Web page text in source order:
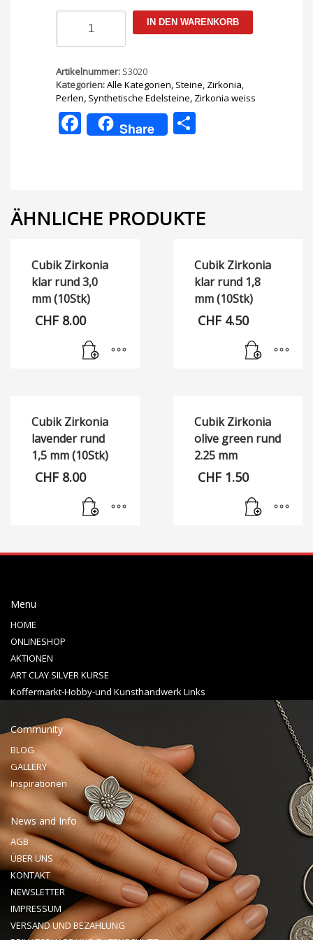
Zirconia
Stern
Menge
IN DEN WARENKORB
Artikelnummer: S3020
Kategorien:Alle Kategorien, Steine, Zirkonia,
Perlen, Synthetische Edelsteine, Zirkonia weiss
Facebook
Share
ÄHNLICHE PRODUKTE
Cubik Zirkonia
klar rund 3,0
mm (10Stk)
CHF 8.00
Cubik Zirkonia
klar rund 1,8
mm (10Stk)
CHF4.50
Cubik Zirkonia
lavender rund
1,5 mm (10Stk)
CHF 8.00
Cubik Zirkonia
olive green rund
2.25 mm
CHF1.50
Menu
HOME
ONLINESHOP
AKTIONEN
ART CLAY SILVER KURSE
Koffermarkt-Hobby-und Kunsthandwerk Links
Community
BLOG
GALLERY
Inspirationen
News and Info
AGB
ÜBER UNS
KONTAKT
NEWSLETTER
IMPRESSUM
VERSAND UND BEZAHLUNG